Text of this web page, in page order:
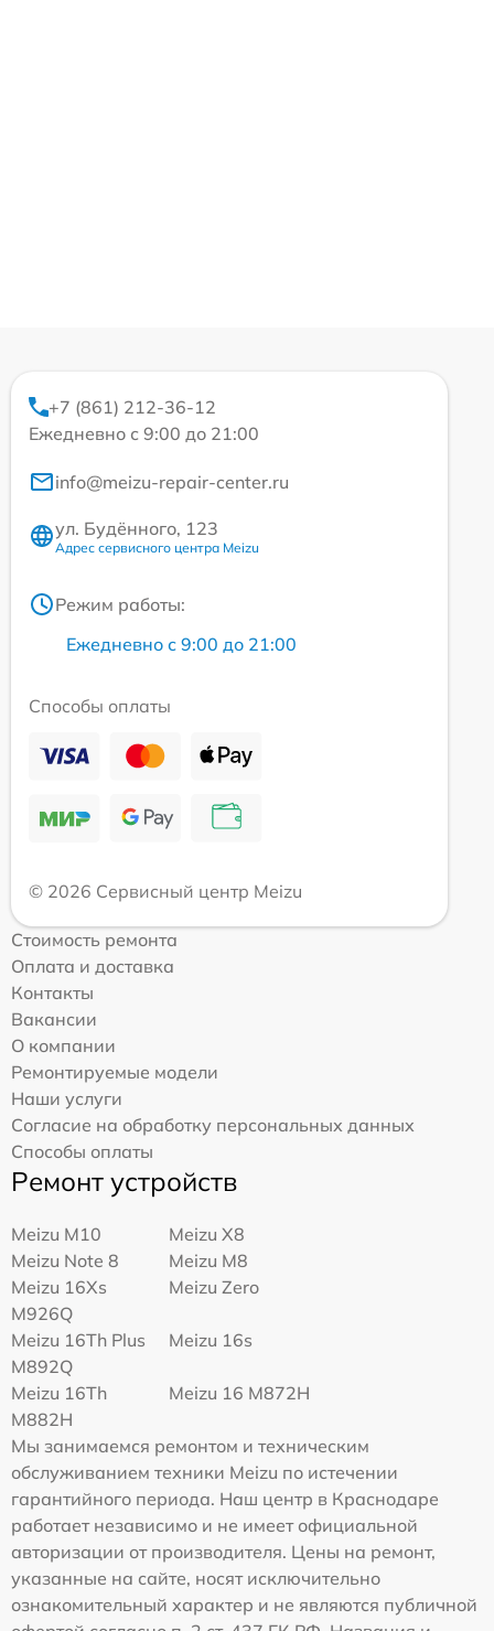
+7 (861) 212-36-12
Ежедневно с 9:00 до 21:00
info@meizu-repair-center.ru
ул. Будённого, 123
Адрес сервисного центра Meizu
Режим работы:
Ежедневно с 9:00 до 21:00
Способы оплаты
© 2026 Сервисный центр Meizu
Стоимость ремонта
Оплата и доставка
Контакты
Вакансии
О компании
Ремонтируемые модели
Наши услуги
Согласие на обработку персональных данных
Способы оплаты
Ремонт устройств
Meizu M10
Meizu X8
Meizu Note 8
Meizu M8
Meizu 16Xs
M926Q
Meizu Zero
Meizu 16Th Plus
M892Q
Meizu 16s
Meizu 16Th
M882H
Meizu 16 M872H
Мы занимаемся ремонтом и техническим
обслуживанием техники Meizu по истечении
гарантийного периода. Наш центр в Краснодаре
работает независимо и не имеет официальной
авторизации от производителя. Цены на ремонт,
указанные на сайте, носят исключительно
ознакомительный характер и не являются публичной